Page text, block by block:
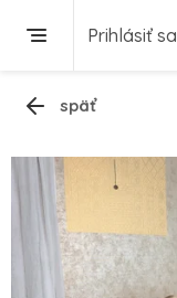
Prihlásiť sa
späť